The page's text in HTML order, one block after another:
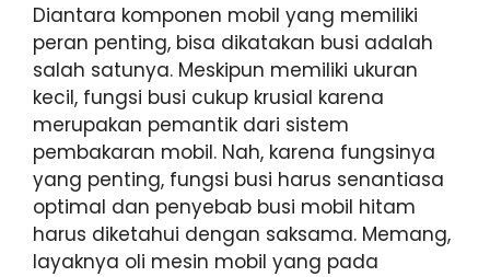
Diantara komponen mobil yang memiliki
peran penting, bisa dikatakan busi adalah
salah satunya. Meskipun memiliki ukuran
kecil, fungsi busi cukup krusial karena
merupakan pemantik dari sistem
pembakaran mobil. Nah, karena fungsinya
yang penting, fungsi busi harus senantiasa
optimal dan penyebab busi mobil hitam
harus diketahui dengan saksama. Memang,
layaknya oli mesin mobil yang pada